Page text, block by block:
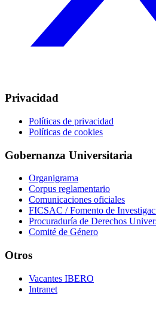
Privacidad
Políticas de privacidad
Políticas de cookies
Gobernanza Universitaria
Organigrama
Corpus reglamentario
Comunicaciones oficiales
FICSAC / Fomento de
Procuraduría de Derechos
Comité de Género
Otros
Vacantes IBERO
Intranet